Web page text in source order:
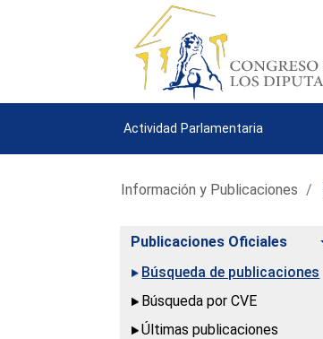
Actividad Parlamentaria
Información y Publicaciones
Publicaciones Oficiales
Búsqueda de publicaciones
Búsqueda por CVE
Últimas publicaciones